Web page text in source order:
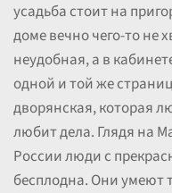
усадьба стоит на
доме вечно чего-то не
неудобная, а в
одной и той же
дворянская, которая
любит дела. Глядя на
России люди с
бесплодна. Они умеют